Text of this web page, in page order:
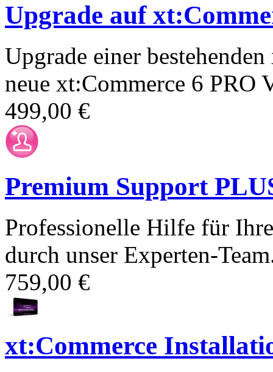
Upgrade auf
Upgrade einer
neue xt:Commerce 6 PRO
499,00 €
Premium Support
Professionelle Hilfe für
durch unser Experten-
759,00 €
xt:Commerce